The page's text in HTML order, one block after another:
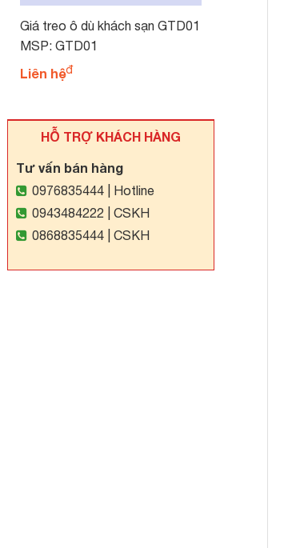
Giá treo ô dù khách sạn GTD01
MSP: GTD01
Liên hệ
HỖ TRỢ KHÁCH HÀNG
Tư vấn bán hàng
0976835444 | Hotline
0943484222 | CSKH
0868835444 | CSKH